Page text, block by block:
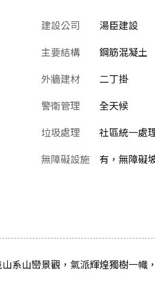
建設公司
湯臣建設
主要結構
鋼筋混凝土
外牆建材
二丁掛
警衛管理
全天候
垃圾處理
社區統一處
無障礙設施
有，無障礙
系山巒景觀，氣派輝煌獨樹一幟